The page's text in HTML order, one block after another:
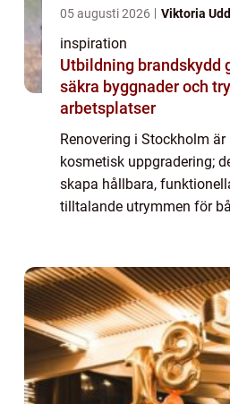
05 augusti 2026 Viktoria
inspiration
Utbildning brandskydd grunden för
säkra byggnader och
arbetsplatser
Renovering i Stockholm är
kosmetisk uppgradering;
skapa hållbara,
tilltalande utrymmen för